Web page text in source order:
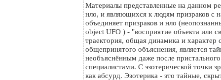
Материалы представленные на данном
нло, и являющихся к людям призраков с
объединяет призраков и нло
object UFO ) - "восприятие объекта или
траектория, общая динамика и характер
общепринятого объяснения, является
необъяснённым даже после
специалистами. С эзотерической точки
как абсурд. Эзотерика - это тайные,